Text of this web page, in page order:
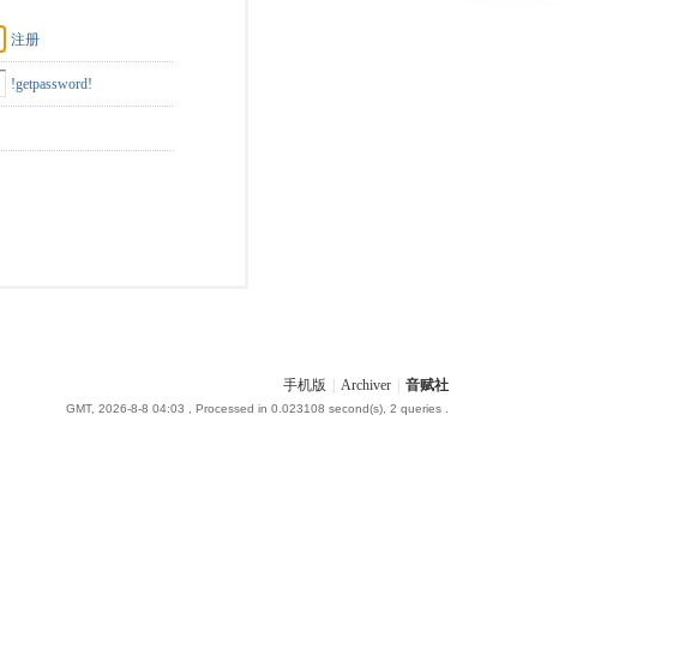
注册
!getpassword!
手机版 Archiver 音赋社
GMT, 2026-8-8 04:03 , Processed in 0.023108 second(s), 2 queries .